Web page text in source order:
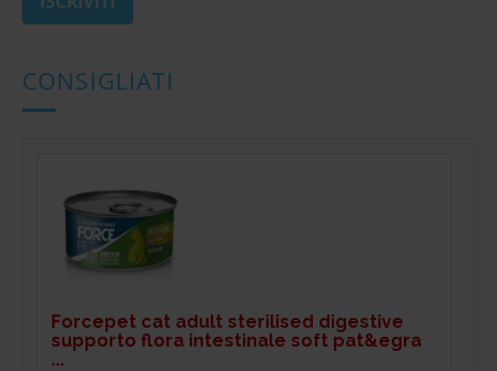
CONSIGLIATI
Forcepet cat adult sterilised digestive
supporto flora intestinale soft pat&egra
...